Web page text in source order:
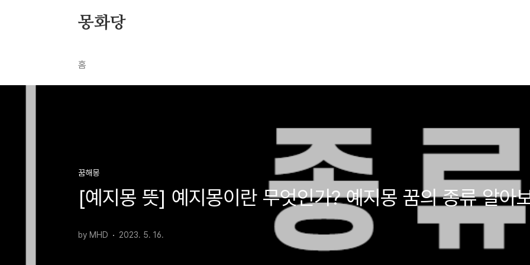
몽화당
홈
꿈해몽
[예지몽 뜻] 예지몽이란 무엇인가? 예지몽 꿈의 종류 알아
by MHD 2023. 5. 16.